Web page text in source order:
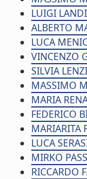
LUIGI
ALBERTO
LUCA
VINCENZO
SILVIA LENZI
MASSIMO
MARIA
FEDERICO
MARIARITA
LUCA
MIRKO
RICCARDO